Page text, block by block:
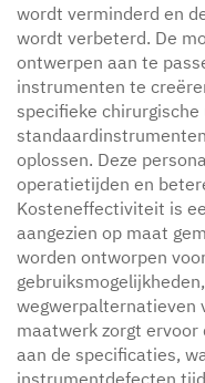
wordt verminderd en
wordt verbeterd. De
ontwerpen aan te
instrumenten te
specifieke
oplossen. Deze
operatietijden en
Kosteneffectiviteit is
aangezien op maat
worden ontworpen
wegwerpalternatieven
maatwerk zorgt
aan de specificaties,